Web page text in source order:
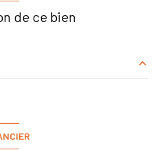
de ce bien